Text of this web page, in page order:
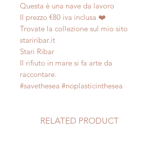
Questa è una nave da lavoro
Il prezzo €80 iva inclusa ❤️
Trovate la collezione sul mio sito
stariribar.it
Stari Ribar
Il rifiuto in mare si fa arte da
raccontare.
#savethesea #noplasticinthesea
RELATED PRODUCT